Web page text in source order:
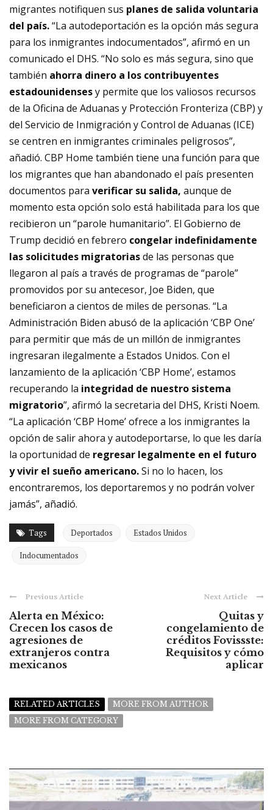
migrantes notifiquen sus planes de salida voluntaria
del país.“La autodeportación es la opción más segura
para los inmigrantes indocumentados”, afirmó en un
comunicado el DHS. “No solo es más segura, sino que
también ahorra dinero a los contribuyentes
estadounidensesy permite que los valiosos recursos
de la Oficina de Aduanas y Protección Fronteriza (CBP) y
del Servicio de Inmigración y Control de Aduanas (ICE)
se centren en inmigrantes criminales peligrosos”,
añadió. CBP Home también tiene una función para que
los migrantes que han abandonado el país presenten
documentos para verificar su salida, aunque de
momento esta opción solo está habilitada para los que
recibieron un “parole humanitario”. El Gobierno de
Trump decidió en febrero congelar indefinidamente
las solicitudes migratoriasde las personas que
llegaron al país a través de programas de “parole”
promovidos por su antecesor, Joe Biden, que
beneficiaron a cientos de miles de personas. “La
Administración Biden abusó de la aplicación ‘CBP One’
para permitir que más de un millón de inmigrantes
ingresaran ilegalmente a Estados Unidos. Con el
lanzamiento de la aplicación ‘CBP Home’, estamos
recuperando la integridad de nuestro sistema
migratorio”, afirmó la secretaria del DHS, Kristi Noem.
“La aplicación ‘CBP Home’ ofrece a los inmigrantes la
opción de salir ahora y autodeportarse, lo que les daría
la oportunidad de regresar legalmente en el futuro
y vivir el sueño americano.Si no lo hacen, los
encontraremos, los deportaremos y no podrán volver
jamás”, añadió.
Tags Deportados Estados Unidos
Indocumentados
Previous Article
Alerta en México:
Crecen los casos de
agresiones de
extranjeros contra
mexicanos
Next Article
Quitas y
congelamiento de
créditos Fovissste:
Requisitos y cómo
aplicar
RELATED ARTICLES
MORE FROM AUTHOR
MORE FROM CATEGORY